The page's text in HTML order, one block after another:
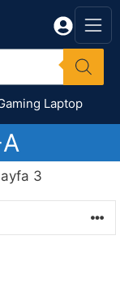
Laptop
3